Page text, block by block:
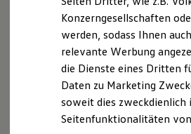
ID. Software
Digitale Extras
Schnittstellen zu
Hybridautos
Marke und Erlebnis
Volkswagen R und R
R-Modelle
Driving Experience
Volkswagen entdecken
Unsere Leistungen
Überblick
Gebrauchtwagen
Service
Konzerngesellschaften
werden, sodass Ihnen
relevante Werbung
die Dienste eines Dritten
Daten zu Marketing
soweit dies
Seitenfunktionalitäten